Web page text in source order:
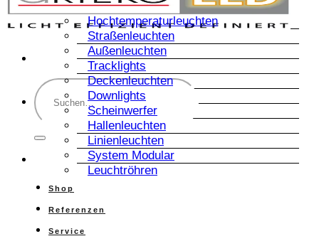
Suche
nach:
Hochtemperaturleuchten
Straßenleuchten
Außenleuchten
Tracklights
Deckenleuchten
Downlights
Scheinwerfer
Hallenleuchten
Linienleuchten
System Modular
Leuchtröhren
Shop
Referenzen
Service